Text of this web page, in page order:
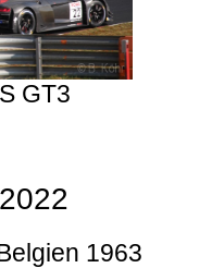
GT3
1963